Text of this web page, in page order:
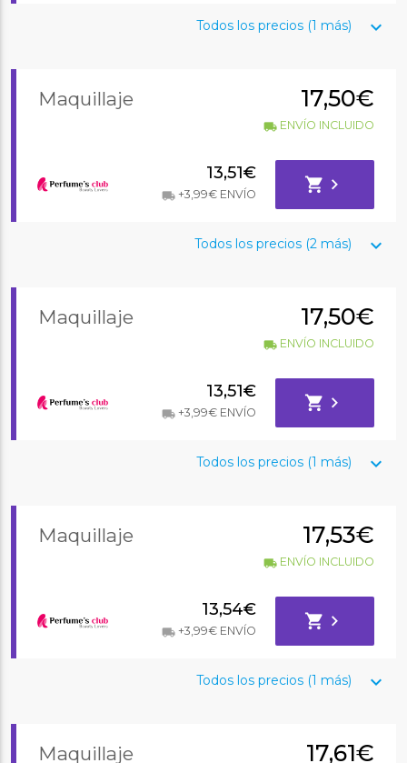
keyboard_arrow_down
Todos los precios (1 más)
Maquillaje 17,50€
local_shippingENVÍO INCLUIDO
13,51€
local_shipping+3,99€ ENVÍO shopping_cart chevron_right
keyboard_arrow_down
Todos los precios (2 más)
Maquillaje 17,50€
local_shippingENVÍO INCLUIDO
13,51€
local_shipping+3,99€ ENVÍO shopping_cart chevron_right
keyboard_arrow_down
Todos los precios (1 más)
Maquillaje 17,53€
local_shippingENVÍO INCLUIDO
13,54€
local_shipping+3,99€ ENVÍO shopping_cart chevron_right
keyboard_arrow_down
Todos los precios (1 más)
Maquillaje 17,61€